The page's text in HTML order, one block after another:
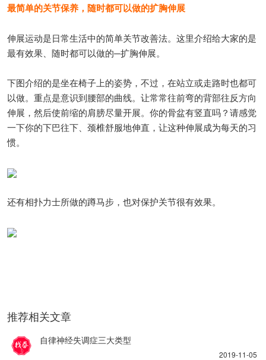
最简单的关节保养，随时都可以做的扩胸伸展
伸展运动是日常生活中的简单关节改善法。这里介绍给大家的是
最有效果、随时都可以做的─扩胸伸展。
下图介绍的是坐在椅子上的姿势，不过，在站立或走路时也都可
以做。重点是意识到腰部的曲线。让常常往前弯的背部往反方向
伸展，然后使前缩的肩膀尽量开展。你的骨盆有竖直吗？请感觉
一下你的下巴往下、颈椎舒服地伸直，让这种伸展成为每天的习
惯。
还有相扑力士所做的蹲马步，也对保护关节很有效果。
推荐相关文章
自律神经失调症三大类型
2019-11-05